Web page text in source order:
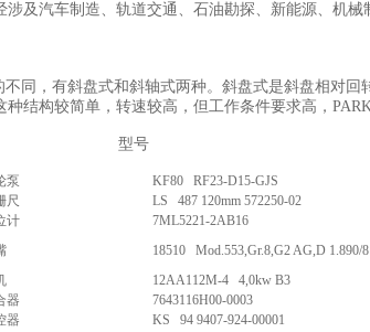
涉及汽车制造、轨道交通、石油勘探、新能源、机
不同，有斜盘式和斜轴式两种。斜盘式是斜盘相对
结构较简单，转速较高，但工作条件要求高，
号
泵
KF80 RF23-D15-GJS
尺
LS 487 120mm 572250-02
计
7ML5221-2AB16
18510 Mod.553,Gr.8,G2 AG,D 1.890/8
12AA112M-4 4,0kw B3
器
7643116H00-0003
器
KS 94 9407-924-00001